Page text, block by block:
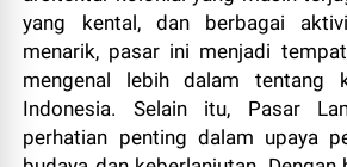
yang kental, dan berbagai
menarik, pasar ini menjadi
mengenal lebih dalam tentang
Indonesia. Selain itu, Pasar
perhatian penting dalam upaya